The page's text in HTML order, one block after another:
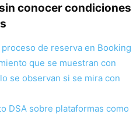
conocer condiciones
de reserva en Booking
que se muestran con
se observan si se mira con
DSA sobre plataformas como